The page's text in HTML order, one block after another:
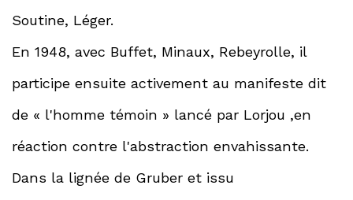
Soutine, Léger.
En 1948, avec Buffet, Minaux, Rebeyrolle, il
participe ensuite activement au manifeste dit
de « l'homme témoin » lancé par Lorjou ,en
réaction contre l'abstraction envahissante.
Dans la lignée de Gruber et issu